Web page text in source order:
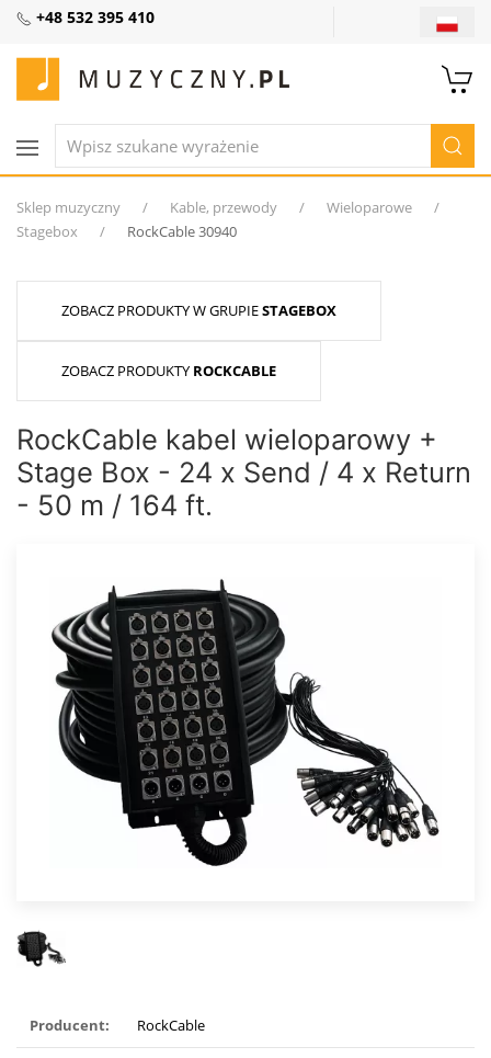
+48 532 395 410
Sklep muzyczny Kable, przewody
Wieloparowe
Stagebox
RockCable 30940
ZOBACZ PRODUKTY W GRUPIESTAGEBOX
ZOBACZ PRODUKTY ROCKCABLE
RockCable kabel wieloparowy +
Stage Box - 24 x Send / 4 x Return
- 50 m / 164 ft.
Producent: RockCable